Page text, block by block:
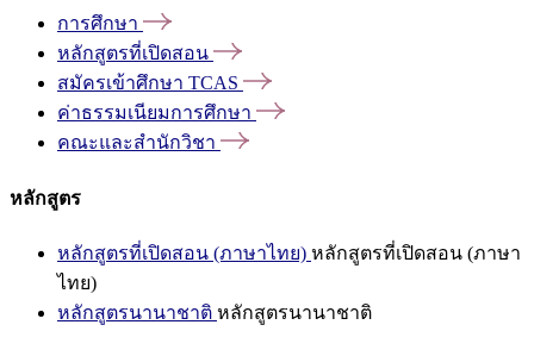
การศึกษา
หลักสูตรที่เปิดสอน
สมัครเข้าศึกษา TCAS
ค่าธรรมเนียมการศึกษา
คณะและสำนักวิชา
หลักสูตร
หลักสูตรที่เปิดสอน (ภาษาไทย) หลักสูตรที่เปิดสอน (ภาษา
ไทย)
หลักสูตรนานาชาติ หลักสูตรนานาชาติ